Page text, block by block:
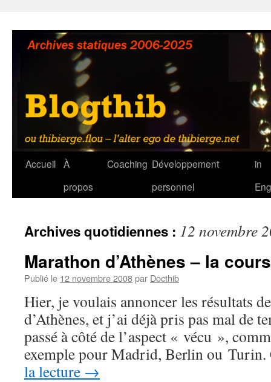
contenu
Accueil À
propos
Coaching Développement
personnel
in
Archives quotidiennes : 12 novembre
Marathon d’Athènes – la
Publié le 12 novembre 2008par Docthib
Hier, je voulais annoncer les résultats
d’Athènes, et j’ai déjà pris pas mal de
passé à côté de l’aspect « vécu »,
exemple pour Madrid, Berlin ou
la lecture →